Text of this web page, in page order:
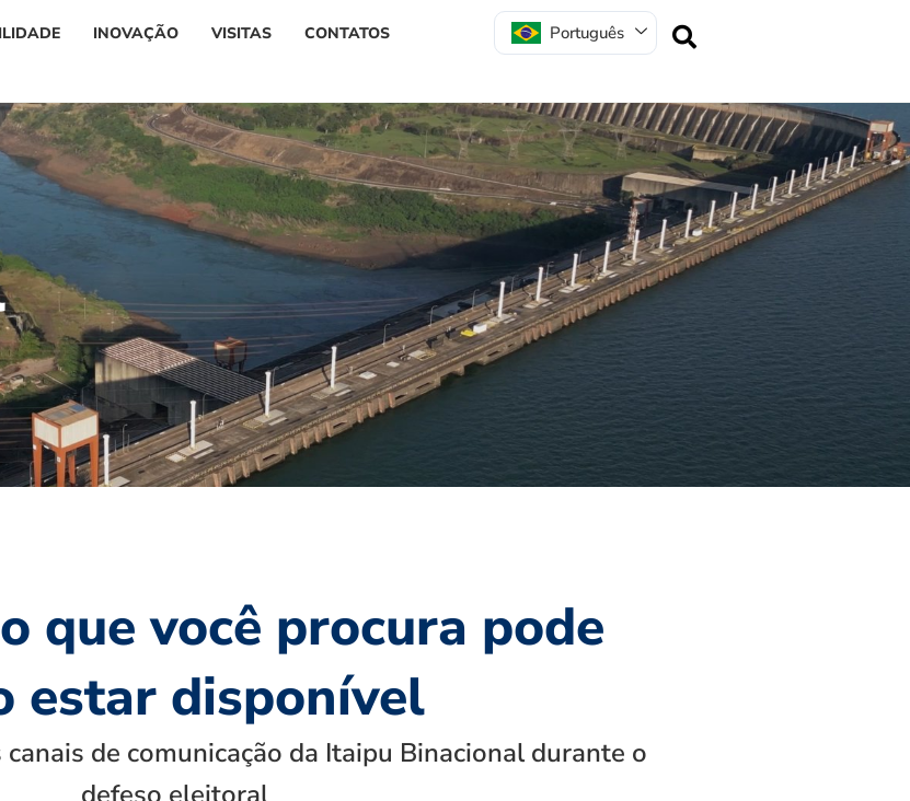
INOVAÇÃO VISITAS CONTATOS Português
que você procura pode
estar disponível
de comunicação da Itaipu Binacional durante o